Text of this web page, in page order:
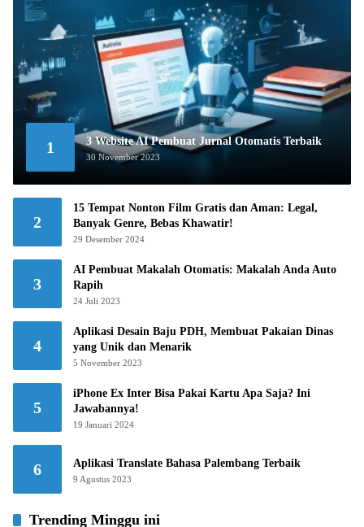
1 3 Website AI Pembuat Jurnal Otomatis Terbaik
30 November 2023
2
15 Tempat Nonton Film Gratis dan Aman: Legal,
Banyak Genre, Bebas Khawatir!
29 Desember 2024
3
AI Pembuat Makalah Otomatis: Makalah Anda Auto
Rapih
24 Juli 2023
4
Aplikasi Desain Baju PDH, Membuat Pakaian Dinas
yang Unik dan Menarik
5 November 2023
5
iPhone Ex Inter Bisa Pakai Kartu Apa Saja? Ini
Jawabannya!
19 Januari 2024
6 Aplikasi Translate Bahasa Palembang Terbaik
9 Agustus 2023
Trending Minggu ini